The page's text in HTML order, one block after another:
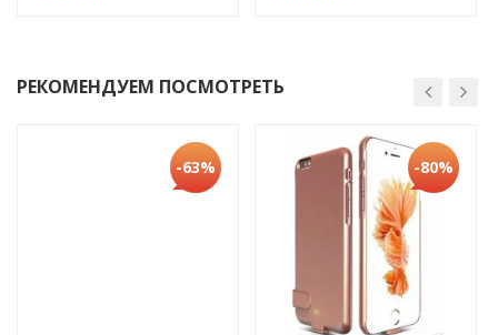
РЕКОМЕНДУЕМ ПОСМОТРЕТЬ
-63% -80%